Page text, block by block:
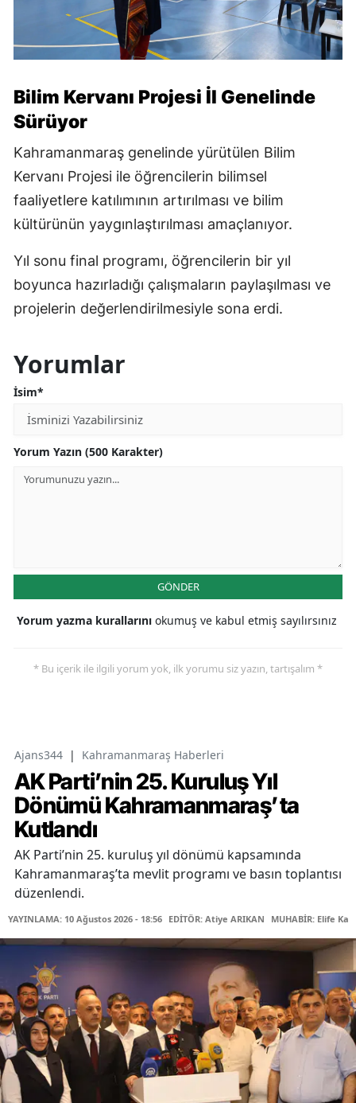
Bilim Kervanı Projesi İl Genelinde
Sürüyor
Kahramanmaraş genelinde yürütülen Bilim
Kervanı Projesi ile öğrencilerin bilimsel
faaliyetlere katılımının artırılması ve bilim
kültürünün yaygınlaştırılması amaçlanıyor.
Yıl sonu final programı, öğrencilerin bir yıl
boyunca hazırladığı çalışmaların paylaşılması ve
projelerin değerlendirilmesiyle sona erdi.
Yorumlar
İsim*
Yorum Yazın (500 Karakter)
GÖNDER
Yorum yazma kurallarını okumuş ve kabul etmiş sayılırsınız
* Bu içerik ile ilgili yorum yok, ilk yorumu siz yazın, tartışalım *
Ajans344 | Kahramanmaraş Haberleri
AK Parti’nin 25. Kuruluş Yıl
Dönümü Kahramanmaraş’ta
Kutlandı
AK Parti’nin 25. kuruluş yıl dönümü kapsamında
Kahramanmaraş’ta mevlit programı ve basın toplantısı
düzenlendi.
YAYINLAMA: 10 Ağustos 2026 - 18:56 EDİTÖR: Atiye ARIKAN MUHABİR: Elife